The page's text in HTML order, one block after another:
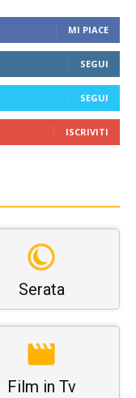
MI PIACE
SEGUI
SEGUI
ISCRIVITI
Serata
Film in Tv